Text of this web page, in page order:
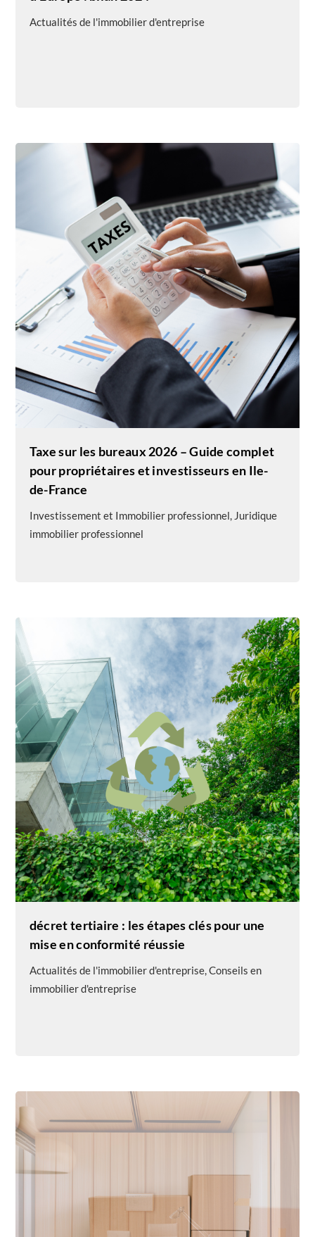
Actualités de l'immobilier d'entreprise
Taxe sur les bureaux 2026 – Guide complet
pour propriétaires et investisseurs en Ile-
de-France
Investissement et Immobilier professionnel Juridique
immobilier professionnel
décret tertiaire : les étapes clés pour une
mise en conformité réussie
Actualités de l'immobilier d'entreprise,Conseils en
immobilier d'entreprise